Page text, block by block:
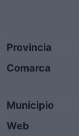
Provincia
Comarca
Municipio
Web